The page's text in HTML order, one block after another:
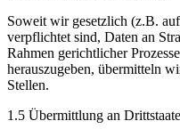
Soweit wir gesetzlich (z.B.
verpflichtet sind, Daten an
Rahmen gerichtlicher
herauszugeben, übermitteln
Stellen.
1.5 Übermittlung an